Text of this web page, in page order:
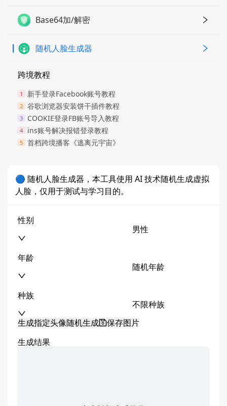
Base64加/解密
随机人脸生成器
跨境教程
1 新手登录Facebook账号教程
2 谷歌浏览器安装饼干插件教程
3 COOKIE登录FB账号导入教程
4 ins账号解决报错登录教程
5 首档跨境播客《逃离元宇宙》
🔵 随机人脸生成器，本工具使用 AI 技术随机生成虚拟
人脸，仅用于测试与学习目的。
性别
男性
年龄
随机年龄
种族
不限种族
生成指定头像随机生成
保存图片
生成结果